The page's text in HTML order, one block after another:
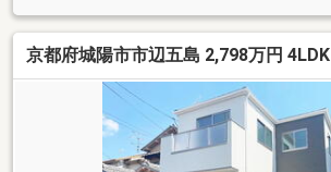
京都府城陽市市辺五島 2,798万円 4LDK